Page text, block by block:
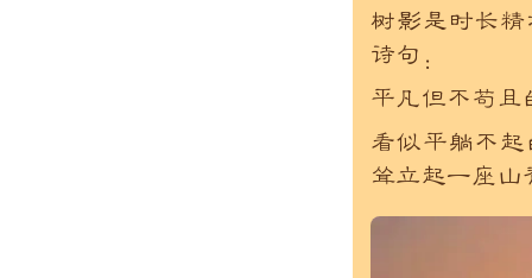
树影是时长
诗句：
平凡但不苟且
看似平躺不
耸立起一座山